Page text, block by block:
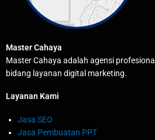
Master Cahaya
Master Cahaya adalah agensi
bidang layanan digital marketing.
Layanan Kami
Jasa SEO
Jasa Pembuatan PPT